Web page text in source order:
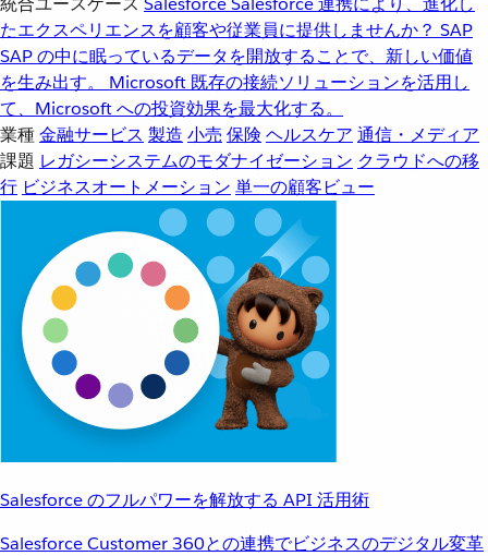
たエクスペリエンスを顧客や従業員に提供しませんか？ SAP
SAP の中に眠っているデータを開放することで、新しい価値
を生み出す。
Microsoft 既存の接続ソリューションを活用し
て、Microsoft への投資効果を最大化する。
業種金融サービス 製造 小売 保険 ヘルスケア 通信・メディア
課題 レガシーシステムのモダナイゼーション クラウドへの移
行 ビジネスオートメーション 単一の顧客ビュー
Salesforce のフルパワーを解放する API 活用術
Salesforce Customer 360との連携でビジネスのデジタル変革